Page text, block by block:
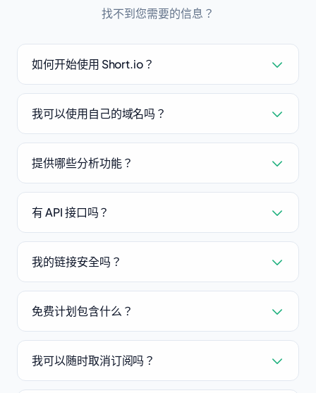
找不到您需要的信息？
如何开始使用 Short.io？
我可以使用自己的域名吗？
提供哪些分析功能？
有 API 接口吗？
我的链接安全吗？
免费计划包含什么？
我可以随时取消订阅吗？